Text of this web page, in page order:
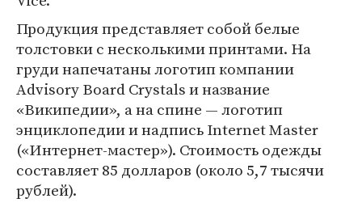
Продукция представляет собой белые
толстовки с несколькими принтами. На
груди напечатаны логотип компании
Advisory Board Crystals и название
«Википедии», а на спине — логотип
энциклопедии и надпись Internet Master
(«Интернет-мастер»). Стоимость одежды
составляет 85 долларов (около 5,7 тысячи
рублей).